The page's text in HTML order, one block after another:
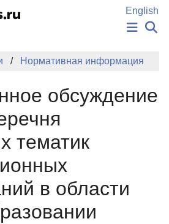
English
НОВОСТИ
РУКОПИСЬ
СЛОВА
Нормативная информация
обсуждение
тематик
в области